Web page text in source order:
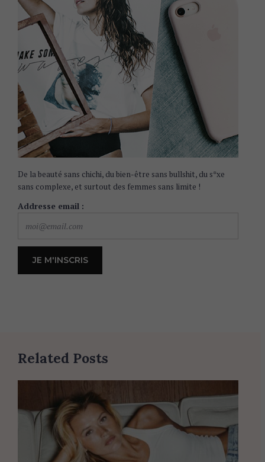
De la beauté sans chichi, du bien-être sans bullshit, du s*xe
sans complexe, et surtout des femmes sans limite !
Addresse email :
Related Posts